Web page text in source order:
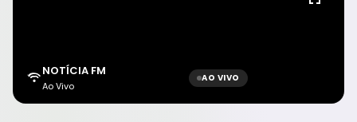
NOTÍCIA FM
Ao Vivo
AO VIVO